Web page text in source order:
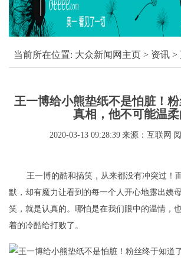
当前所在位置: 大众新闻网主页 > 资讯 >
王一博给小熊垫纸不是怕脏！
真相，他不可能温柔
2020-03-13 09:28:39 来源：互联网
王一博的酷和搞笑，从来都没有冲突过！
默，却有魔力让看到的每一个人开心地露出姨
笑，就是认真的。哪怕是在我们眼中的温情，
着的冷酷给打败了。